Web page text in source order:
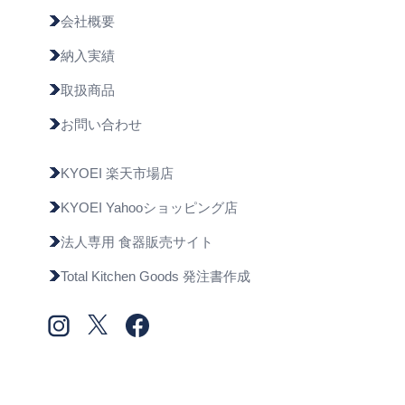
会社概要
納入実績
取扱商品
お問い合わせ
KYOEI 楽天市場店
KYOEI Yahooショッピング店
法人専用 食器販売サイト
Total Kitchen Goods 発注書作成